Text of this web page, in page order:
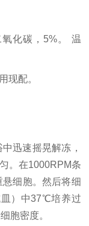
化碳，5%。 温
现配。
迅速摇晃解冻，
。在1000RPM条
细胞。然后将细
皿）中37℃培养过
胞密度。